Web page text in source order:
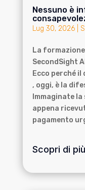
Nessuno è
Lug 30, 2026|
La
SecondSight
Ecco perché
, oggi, è la
Immaginate
appena
pagamento
Scopri di più